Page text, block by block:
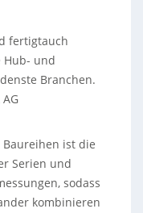
fertigtauch
Hub- und
Branchen.
ist die
Serien und
sodass
kombinieren